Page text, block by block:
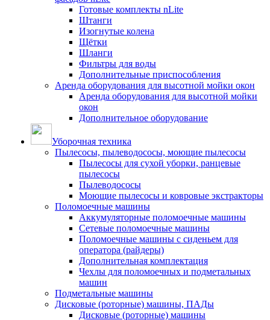
Готовые комплекты nLite
Штанги
Изогнутые колена
Щётки
Шланги
Фильтры для воды
Дополнительные приспособления
Аренда оборудования для высотной мойки окон
Аренда оборудования для высотной мойки
окон
Дополнительное оборудование
Уборочная техника
Пылесосы, пылеводососы, моющие пылесосы
Пылесосы для сухой уборки, ранцевые
пылесосы
Пылеводососы
Моющие пылесосы и ковровые экстракторы
Поломоечные машины
Аккумуляторные поломоечные машины
Сетевые поломоечные машины
Поломоечные машины с сиденьем для
оператора (райдеры)
Дополнительная комплектация
Чехлы для поломоечных и подметальных
машин
Подметальные машины
Дисковые (роторные) машины, ПАДы
Дисковые (роторные) машины